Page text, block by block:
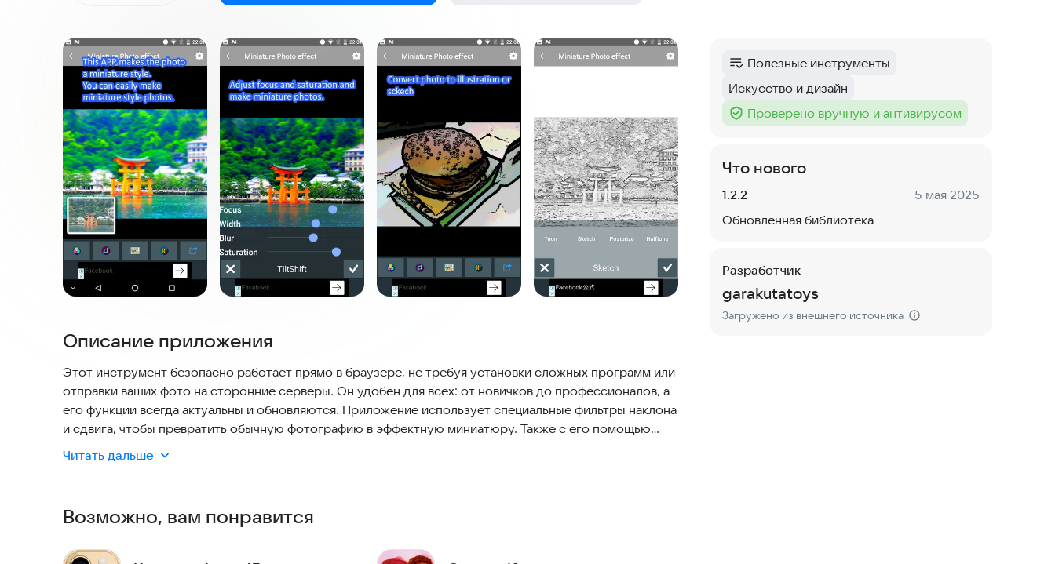
Скриншоты
Описание приложения
Этот инструмент безопасно работает прямо в браузере, не требуя установки сложных программ или
отправки ваших фото на сторонние серверы. Он удобен для всех: от новичков до профессионалов, а
его функции всегда актуальны и обновляются. Приложение использует специальные фильтры наклона
и сдвига, чтобы превратить обычную фотографию в эффектную миниатюру. Также с его помощью
легко создавать красивые иллюстрации и наброски.
- Миниатюрная фотография
Читать дальше
Возможно, вам понравится
Категория:
Полезные инструменты
Тег:
Искусство и дизайн
Тег :
Проверено вручную и антивирусом
Что нового
Версия:
1.2.2 Дата:
5 мая 2025
Обновленная библиотека
Разработчик
garakutatoys
Загружено из внешнего источника